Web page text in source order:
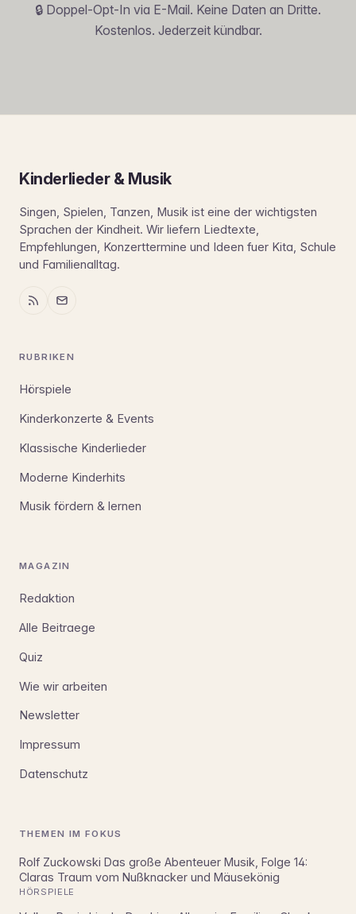
🔒 Doppel-Opt-In via E-Mail. Keine Daten an Dritte.
Kostenlos. Jederzeit kündbar.
Kinderlieder & Musik
Singen, Spielen, Tanzen, Musik ist eine der wichtigsten
Sprachen der Kindheit. Wir liefern Liedtexte,
Empfehlungen, Konzerttermine und Ideen fuer Kita, Schule
und Familienalltag.
RUBRIKEN
Hörspiele
Kinderkonzerte & Events
Klassische Kinderlieder
Moderne Kinderhits
Musik fördern & lernen
MAGAZIN
Redaktion
Alle Beitraege
Quiz
Wie wir arbeiten
Newsletter
Impressum
Datenschutz
THEMEN IM FOKUS
Rolf Zuckowski Das große Abenteuer Musik, Folge 14:
Claras Traum vom Nußknacker und Mäusekönig
HÖRSPIELE